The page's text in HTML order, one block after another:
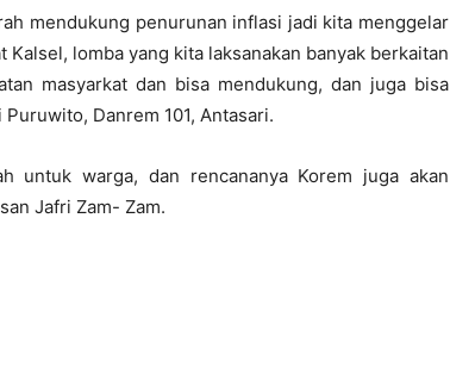
mendukung penurunan inflasi jadi kita menggelar
lomba yang kita laksanakan banyak berkaitan
masyarkat dan bisa mendukung, dan juga bisa
Danrem 101, Antasari.
untuk warga, dan rencananya Korem juga akan
Jafri Zam- Zam.